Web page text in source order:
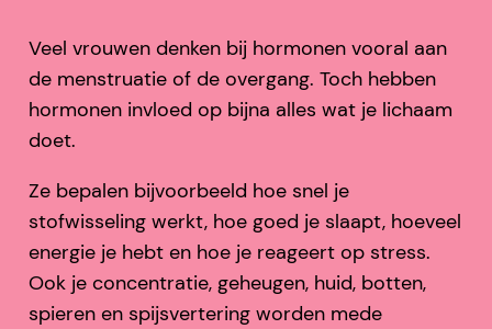
Veel vrouwen denken bij hormonen vooral aan
de menstruatie of de overgang. Toch hebben
hormonen invloed op bijna alles wat je lichaam
doet.
Ze bepalen bijvoorbeeld hoe snel je
stofwisseling werkt, hoe goed je slaapt, hoeveel
energie je hebt en hoe je reageert op stress.
Ook je concentratie, geheugen, huid, botten,
spieren en spijsvertering worden mede